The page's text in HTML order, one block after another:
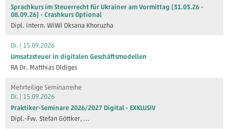
Sprachkurs im Steuerrecht für Ukrainer am Vormittag (31.03.26 -
08.09.26) - Crashkurs Optional
Dipl. intern. WiWi Oksana Khoruzha
Di. | 15.09.2026
Umsatzsteuer in digitalen Geschäftsmodellen
RA Dr. Matthias Oldiges
Mehrteilige Seminarreihe
Di. | 15.09.2026
Praktiker-Seminare 2026/2027 Digital - EXKLUSIV
Dipl.-Fw. Stefan Göttker, ...